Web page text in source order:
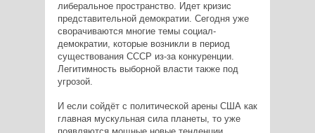
либеральное пространство. Идет кризис
представительной демократии. Сегодня уже
сворачиваются многие темы социал-
демократии, которые возникли в период
существования СССР из-за конкуренции.
Легитимность выборной власти также под
угрозой.
И если сойдёт с политической арены США как
главная мускульная сила планеты, то уже